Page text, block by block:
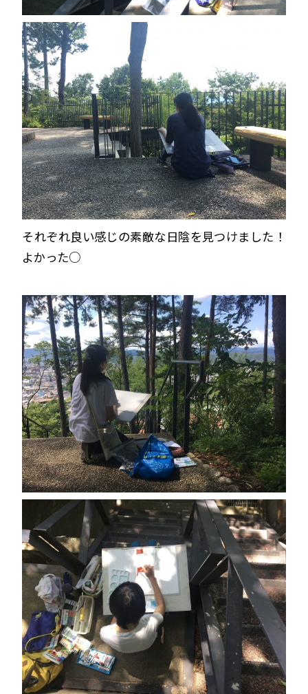
それぞれ良い感じの素敵な日陰を見つけました！
よかった○